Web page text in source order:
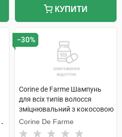
КУПИТИ
−30%
Corine de Farme Шампунь
для всіх типів волосся
зміцнювальний з кокосовою
водою 750 мл 1 флакон
Corine De Farme